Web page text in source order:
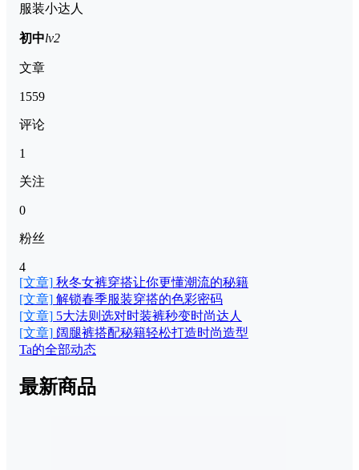
服装小达人
初中lv2
文章
1559
评论
1
关注
0
粉丝
4
[文章] 秋冬女裤穿搭让你更懂潮流的秘籍
[文章] 解锁春季服装穿搭的色彩密码
[文章] 5大法则选对时装裤秒变时尚达人
[文章] 阔腿裤搭配秘籍轻松打造时尚造型
Ta的全部动态
最新商品